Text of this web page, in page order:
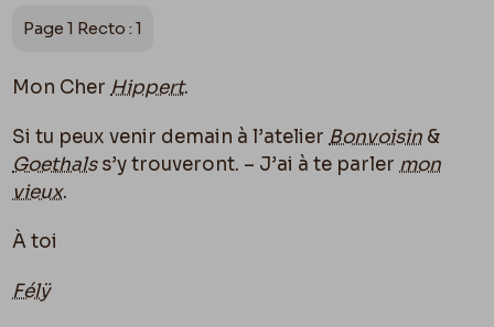
Page 1 Recto : 1
Mon Cher Hippert.
Si tu peux venir demain à l’atelier Bonvoisin &
Goethalss’y trouveront. – J’ai à te parler mon
vieux.
À toi
Félÿ